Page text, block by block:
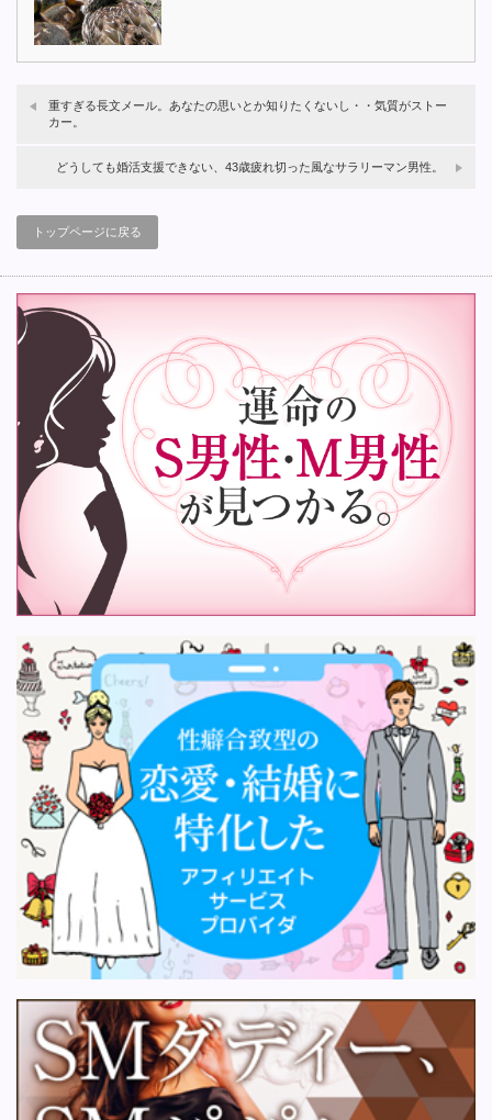
重すぎる長文メール。あなたの思いとか知りたくないし・・気質がストー
カー。
どうしても婚活支援できない、43歳疲れ切った風なサラリーマン男性。
トップページに戻る